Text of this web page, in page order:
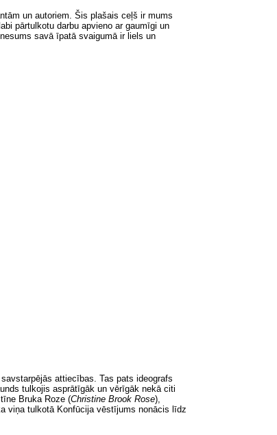
un autoriem. Šis plašais ceļš ir mums
pārtulkotu darbu apvieno ar gaumīgi un
savā īpatā svaigumā ir liels un
attiecības. Tas pats ideografs
tulkojis asprātīgāk un vērīgāk nekā citi
Bruka Roze (Christine Brook Rose),
viņa tulkotā Konfūcija vēstījums nonācis līdz